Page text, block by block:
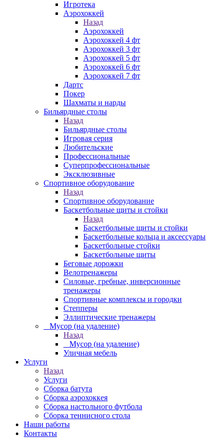
Игротека
Аэрохоккей
Назад
Аэрохоккей
Аэрохоккей 4 фт
Аэрохоккей 3 фт
Аэрохоккей 5 фт
Аэрохоккей 6 фт
Аэрохоккей 7 фт
Дартс
Покер
Шахматы и нарды
Бильярдные столы
Назад
Бильярдные столы
Игровая серия
Любительские
Профессиональные
Суперпрофессиональные
Эксклюзивные
Спортивное оборудование
Назад
Спортивное оборудование
Баскетбольные щиты и стойки
Назад
Баскетбольные щиты и стойки
Баскетбольные кольца и аксессуары
Баскетбольные стойки
Баскетбольные щиты
Беговые дорожки
Велотренажеры
Силовые, гребные, инверсионные
тренажеры
Спортивные комплексы и городки
Степперы
Эллиптические тренажеры
_ Мусор (на удаление)
Назад
_ Мусор (на удаление)
Уличная мебель
Услуги
Назад
Услуги
Сборка батута
Сборка аэрохоккея
Сборка настольного футбола
Сборка теннисного стола
Наши работы
Контакты